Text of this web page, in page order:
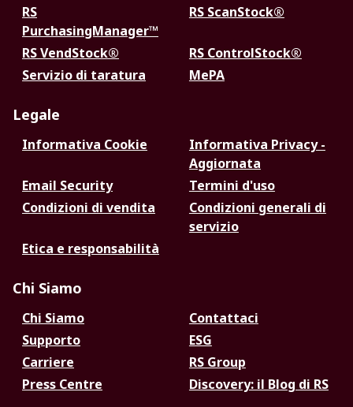
RS
PurchasingManager™
RS ScanStock®
RS VendStock®
RS ControlStock®
Servizio di taratura
MePA
Legale
Informativa Cookie
Informativa Privacy -
Aggiornata
Email Security
Termini d'uso
Condizioni di vendita
Condizioni generali di
servizio
Etica e responsabilità
Chi Siamo
Chi Siamo
Contattaci
Supporto
ESG
Carriere
RS Group
Press Centre
Discovery: il Blog di RS